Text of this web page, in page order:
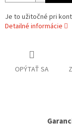
Je to užitočné pri
Detailné informácie
OPÝTAŤ SA